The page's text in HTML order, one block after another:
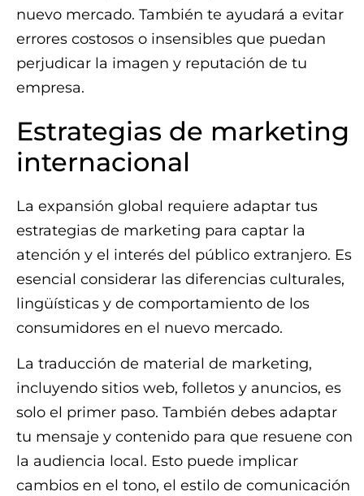
nuevo mercado. También te ayudará a evitar
errores costosos o insensibles que puedan
perjudicar la imagen y reputación de tu
empresa.
Estrategias de marketing
internacional
La expansión global requiere adaptar tus
estrategias de marketing para captar la
atención y el interés del público extranjero. Es
esencial considerar las diferencias culturales,
lingüísticas y de comportamiento de los
consumidores en el nuevo mercado.
La traducción de material de marketing,
incluyendo sitios web, folletos y anuncios, es
solo el primer paso. También debes adaptar
tu mensaje y contenido para que resuene con
la audiencia local. Esto puede implicar
cambios en el tono, el estilo de comunicación